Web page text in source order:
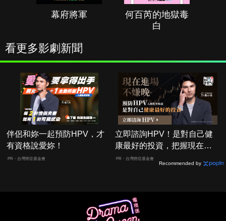
幕府將軍
何百芮的地獄毒
白
看更多影劇新聞
伴侶和妳一起預防HPV，才
有資格說愛妳！
PR・台灣癌症基金會
立即諮詢HPV！是對自己健
康最好的投資，把握現在不
嫌晚！
PR・台灣癌症基金會
Recommended by